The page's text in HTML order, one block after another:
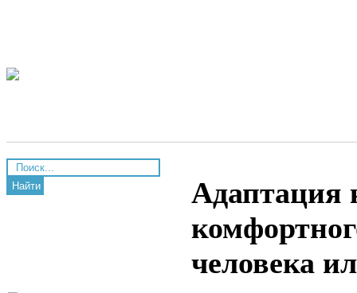
Найти
Адаптация
человека